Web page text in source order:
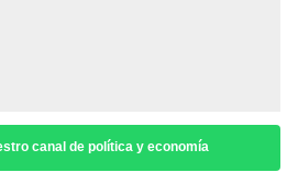
canal de política y economía